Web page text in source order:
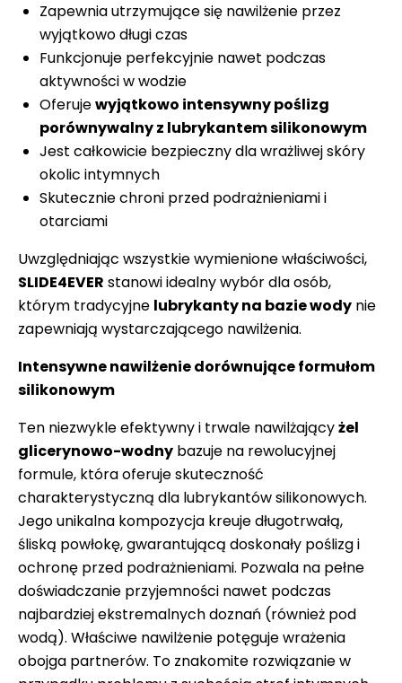
Zapewnia utrzymujące się nawilżenie przez
wyjątkowo długi czas
Funkcjonuje perfekcyjnie nawet podczas
aktywności w wodzie
Oferujewyjątkowo intensywny poślizg
porównywalny z lubrykantem silikonowym
Jest całkowicie bezpieczny dla wrażliwej skóry
okolic intymnych
Skutecznie chroni przed podrażnieniami i
otarciami
Uwzględniając wszystkie wymienione właściwości,
SLIDE4EVER stanowi idealny wybór dla osób,
którym tradycyjne lubrykanty na bazie wody nie
zapewniają wystarczającego nawilżenia.
Intensywne nawilżenie dorównujące formułom
silikonowym
Ten niezwykle efektywny i trwale nawilżającyżel
glicerynowo-wodny bazuje na rewolucyjnej
formule, która oferuje skuteczność
charakterystyczną dla lubrykantów silikonowych.
Jego unikalna kompozycja kreuje długotrwałą,
śliską powłokę, gwarantującą doskonały poślizg i
ochronę przed podrażnieniami. Pozwala na pełne
doświadczanie przyjemności nawet podczas
najbardziej ekstremalnych doznań (również pod
wodą). Właściwe nawilżenie potęguje wrażenia
obojga partnerów. To znakomite rozwiązanie w